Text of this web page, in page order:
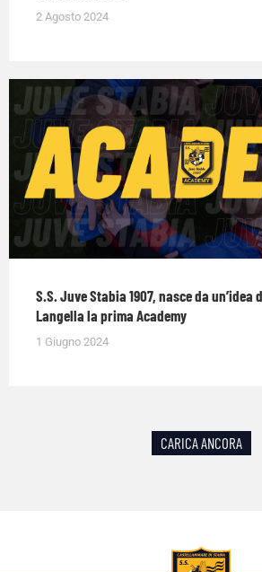
2 Agosto 2024
S.S. Juve Stabia 1907, nasce da un’idea
Langella la prima Academy
1 Giugno 2024
CARICA ANCORA